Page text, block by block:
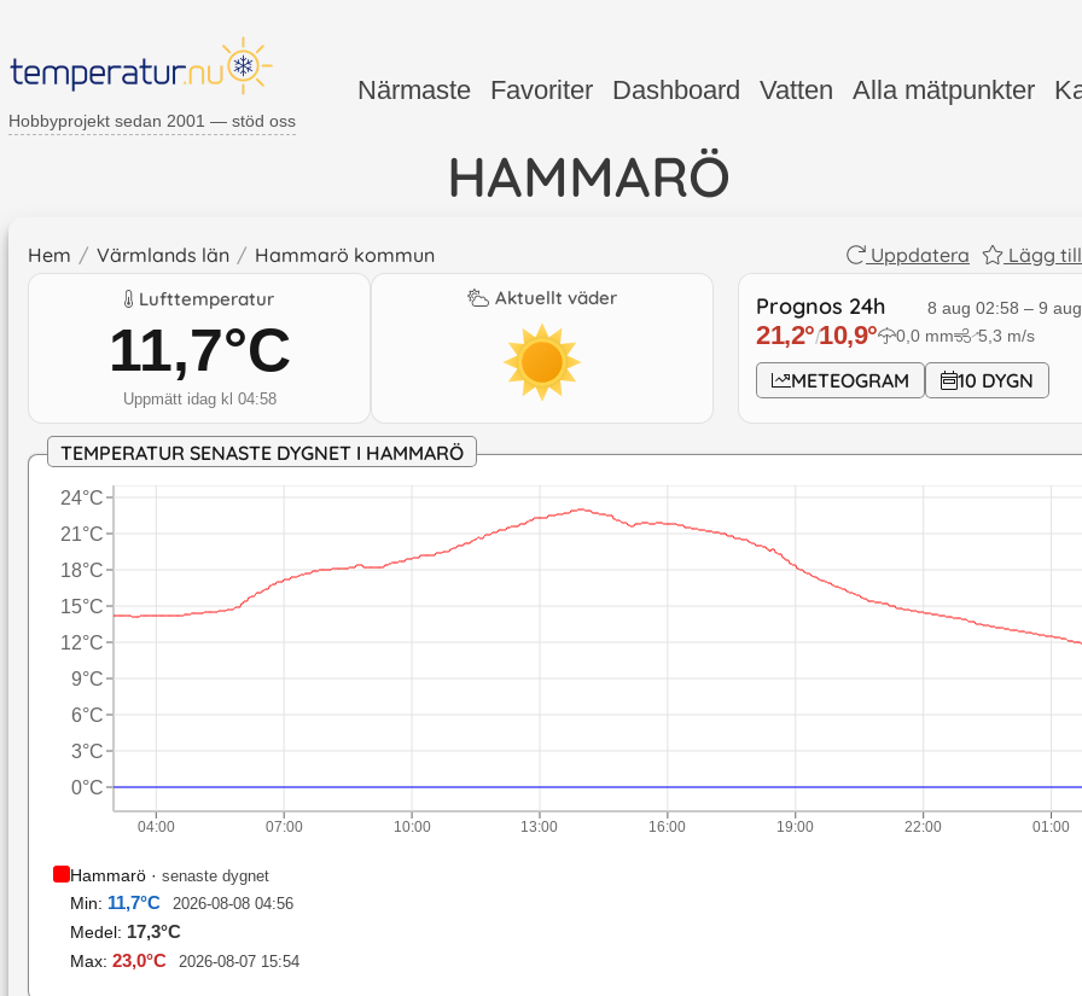
Hobbyprojekt sedan 2001 — stöd oss
Närmaste Favoriter Dashboard Vatten Alla mätpunkter
HAMMARÖ
Hem / Värmlands län / Hammarö kommun Uppdatera Lägg
Lufttemperatur
11,7°C
Uppmätt idag kl 04:58
Aktuellt väder Prognos 24h 8 aug 02:58 – 9
21,2°/10,9° 0,0 mm ↓5,3 m/s
METEOGRAM 10 DYGN
TEMPERATUR SENASTE DYGNET I HAMMARÖ
04:00 07:00 10:00 13:00 16:00 19:00 22:00 01:00
0°C
3°C
6°C
9°C
12°C
15°C
18°C
21°C
24°C
Hammarö · senaste dygnet
Min: 11,7°C 2026-08-08 04:56
Medel: 17,3°C
Max: 23,0°C 2026-08-07 15:54